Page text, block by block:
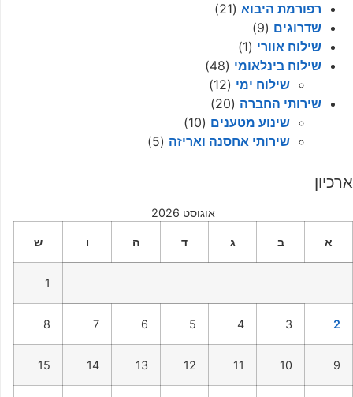
רפורמת היבוא (21)
שדרוגים (9)
שילוח אוורי (1)
שילוח בינלאומי (48)
שילוח ימי (12)
שירותי החברה (20)
שינוע מטענים (10)
שירותי אחסנה ואריזה (5)
ארכיון
אוגוסט 2026
א ב ג ד ה ו ש
1
2
3
4
5
6
7
8
9
10
11
12
13
14
15